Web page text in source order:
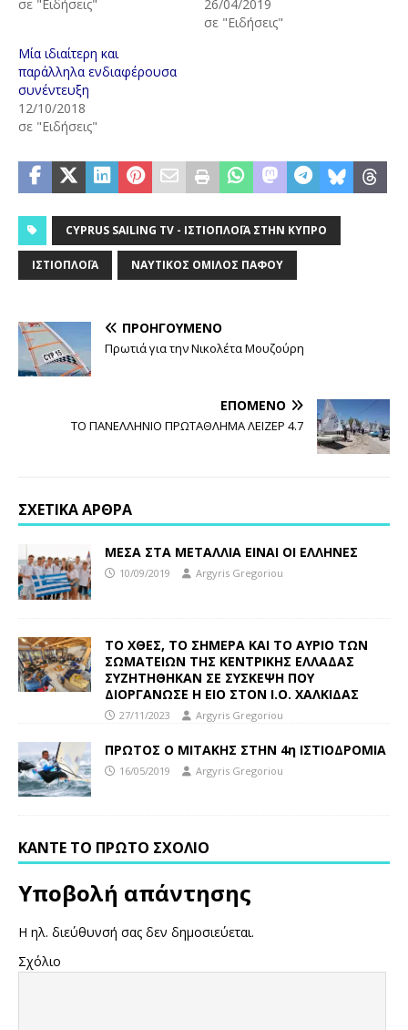
σε "Ειδήσεις"
26/04/2019
σε "Ειδήσεις"
Μία ιδιαίτερη και
παράλληλα ενδιαφέρουσα
συνέντευξη
12/10/2018
σε "Ειδήσεις"
CYPRUS SAILING TV - ΙΣΤΙΟΠΛΟΪ́Α ΣΤΗΝ ΚΎΠΡΟ
ΙΣΤΙΟΠΛΟΪ́Α ΝΑΥΤΙΚΌΣ ΌΜΙΛΟΣ ΠΆΦΟΥ
ΠΡΟΗΓΟΎΜΕΝΟ
Πρωτιά για την Νικολέτα Μουζούρη
ΕΠΌΜΕΝΟ
ΤΟ ΠΑΝΕΛΛΗΝΙΟ ΠΡΩΤΑΘΛΗΜΑ ΛΕΙΖΕΡ 4.7
ΣΧΕΤΙΚΆ ΆΡΘΡΑ
ΜΕΣΑ ΣΤΑ ΜΕΤΑΛΛΙΑ ΕΙΝΑΙ ΟΙ ΕΛΛΗΝΕΣ
10/09/2019 Argyris Gregoriou
ΤΟ ΧΘΕΣ, ΤΟ ΣΗΜΕΡΑ ΚΑΙ ΤΟ ΑΥΡΙΟ ΤΩΝ
ΣΩΜΑΤΕΙΩΝ ΤΗΣ ΚΕΝΤΡΙΚΗΣ ΕΛΛΑΔΑΣ
ΣΥΖΗΤΗΘΗΚΑΝ ΣΕ ΣΥΣΚΕΨΗ ΠΟΥ
ΔΙΟΡΓΑΝΩΣΕ Η ΕΙΟ ΣΤΟΝ Ι.Ο. ΧΑΛΚΙΔΑΣ
27/11/2023 Argyris Gregoriou
ΠΡΩΤΟΣ Ο ΜΙΤΑΚΗΣ ΣΤΗΝ 4η ΙΣΤΙΟΔΡΟΜΙΑ
16/05/2019 Argyris Gregoriou
ΚΆΝΤΕ ΤΟ ΠΡΏΤΟ ΣΧΌΛΙΟ
Υποβολή απάντησης
Η ηλ. διεύθυνσή σας δεν δημοσιεύεται.
Σχόλιο